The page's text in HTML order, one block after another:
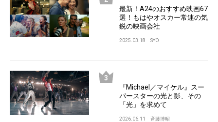
最新！A24のおすすめ映画67
選！もはやオスカー常連の気
鋭の映画会社
2025.03.18 SYO
『Michael／マイケル』スー
パースターの光と影、その
「光」を求めて
2026.06.11 斉藤博昭